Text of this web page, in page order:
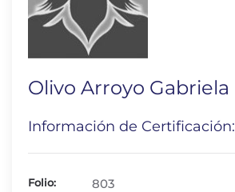
Olivo Arroyo Gabriela
Información de Certificación:
Folio: 803